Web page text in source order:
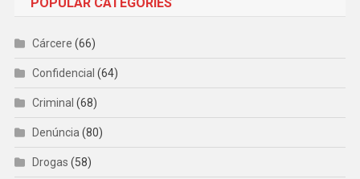
Cárcere (66)
Confidencial (64)
Criminal (68)
Denúncia (80)
Drogas (58)